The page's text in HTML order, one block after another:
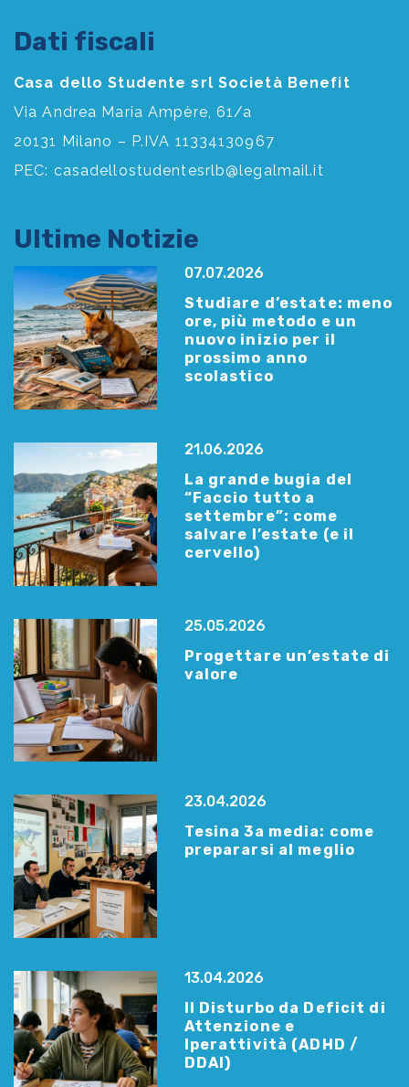
Dati fiscali
Casa dello Studente srl Società Benefit
Via Andrea Maria Ampère, 61/a
20131 Milano – P.IVA 11334130967
PEC: casadellostudentesrlb@legalmail.it
Ultime Notizie
07.07.2026
Studiare d’estate: meno
ore, più metodo e un
nuovo inizio per il
prossimo anno
scolastico
21.06.2026
La grande bugia del
“Faccio tutto a
settembre”: come
salvare l’estate (e il
cervello)
25.05.2026
Progettare un’estate di
valore
23.04.2026
Tesina 3a media: come
prepararsi al meglio
13.04.2026
Il Disturbo da Deficit di
Attenzione e
Iperattività (ADHD /
DDAI)